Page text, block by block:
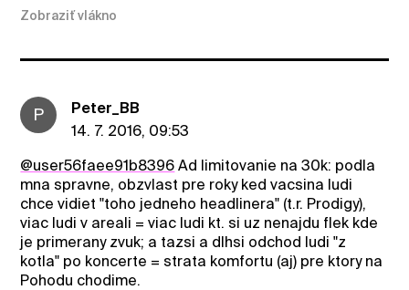
Zobraziť vlákno
P
Peter_BB
14. 7. 2016, 09:53
@user56faee91b8396 Ad limitovanie na 30k: podla
mna spravne, obzvlast pre roky ked vacsina ludi
chce vidiet "toho jedneho headlinera" (t.r. Prodigy),
viac ludi v areali = viac ludi kt. si uz nenajdu flek kde
je primerany zvuk; a tazsi a dlhsi odchod ludi "z
kotla" po koncerte = strata komfortu (aj) pre ktory na
Pohodu chodime.